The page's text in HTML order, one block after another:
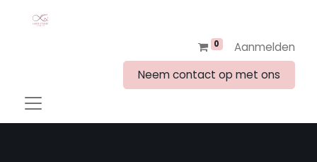
0
Aanmelden
Neem contact op met ons